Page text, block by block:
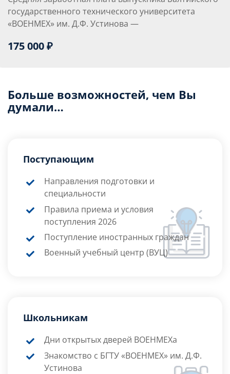
государственного технического университета
«ВОЕНМЕХ» им. Д.Ф. Устинова —
175 000 ₽
Больше возможностей, чем Вы
думали…
Поступающим
Направления подготовки и
специальности
Правила приема и условия
поступления 2026
Поступление иностранных граждан
Военный учебный центр (ВУЦ)
Школьникам
Дни открытых дверей ВОЕНМЕХа
Знакомство с БГТУ «ВОЕНМЕХ» им. Д.Ф.
Устинова